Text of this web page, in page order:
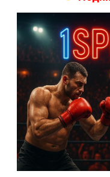
А как смотреть с
Анонимно к
Кусок говна ты,
АнонимнокКонор
УЧ
АнонимнокРэнди
не запускается ни один
заканчивается
Исправьте пожалуйста